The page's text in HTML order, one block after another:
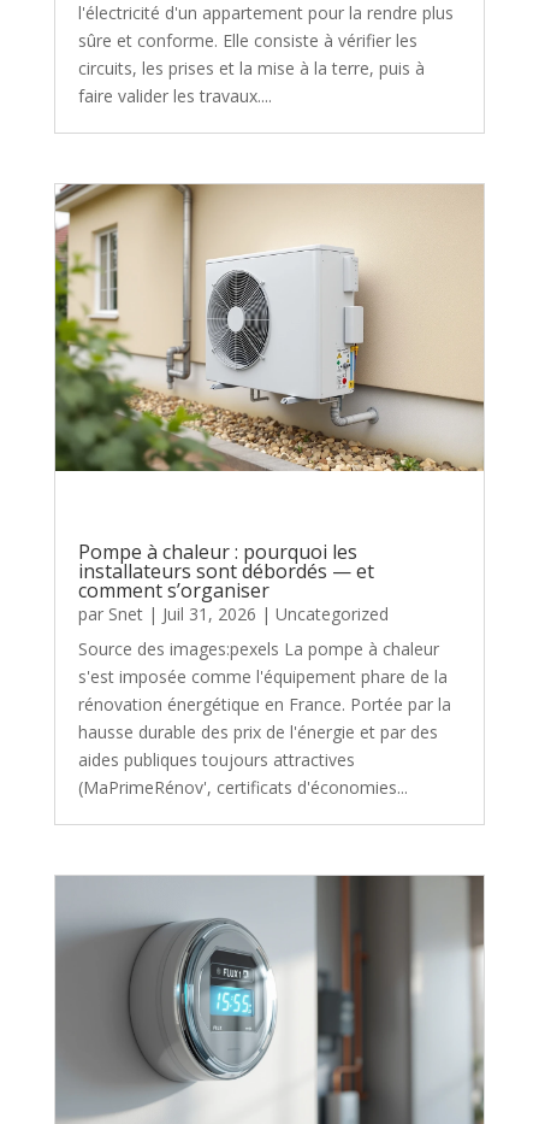
l'électricité d'un appartement pour la rendre plus
sûre et conforme. Elle consiste à vérifier les
circuits, les prises et la mise à la terre, puis à
faire valider les travaux....
Pompe à chaleur : pourquoi les
installateurs sont débordés — et
comment s’organiser
par Snet| Juil 31, 2026 | Uncategorized
Source des images:pexels La pompe à chaleur
s'est imposée comme l'équipement phare de la
rénovation énergétique en France. Portée par la
hausse durable des prix de l'énergie et par des
aides publiques toujours attractives
(MaPrimeRénov', certificats d'économies...